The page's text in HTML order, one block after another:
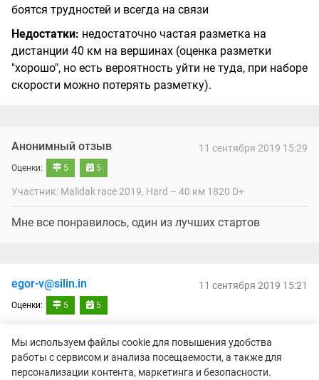
боятся трудностей и всегда на связи
Недостатки: недостаточно частая разметка на
дистанции 40 км на вершинах (оценка разметки
"хорошо", но есть вероятность уйти не туда, при наборе
скорости можно потерять разметку).
Анонимный отзыв
Оценки: 5 5
11 сентября 2019 15:29
Участник: Malidak race 2019, Hard – 40 км 1820 D+
Мне все понравилось, один из лучших стартов
egor-v@silin.in
Оценки: 5 5
11 сентября 2019 15:21
Самый сложный из моих забегов, погодные условия не
повлияли на уровень организации, всё ок, до сих под
Мы используем файлы cookie для повышения удобства
работы с сервисом и анализа посещаемости, а также для
персонализации контента, маркетинга и безопасности.